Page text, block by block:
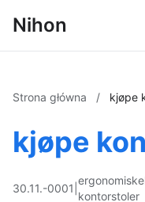
Nihon
Strona główna / kjøpe
kjøpe
30.11.-0001
ergonomiske
kontorstoler